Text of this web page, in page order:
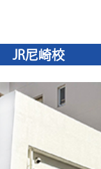
JR尼崎校